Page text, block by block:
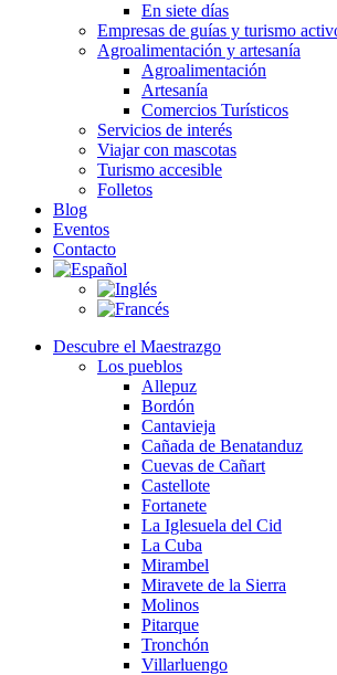
En siete días
Empresas de guías y turismo
Agroalimentación y artesanía
Agroalimentación
Artesanía
Comercios Turísticos
Servicios de interés
Viajar con mascotas
Turismo accesible
Folletos
Blog
Eventos
Contacto
Descubre el Maestrazgo
Los pueblos
Allepuz
Bordón
Cantavieja
Cañada de Benatanduz
Cuevas de Cañart
Castellote
Fortanete
La Iglesuela del Cid
La Cuba
Mirambel
Miravete de la Sierra
Molinos
Pitarque
Tronchón
Villarluengo